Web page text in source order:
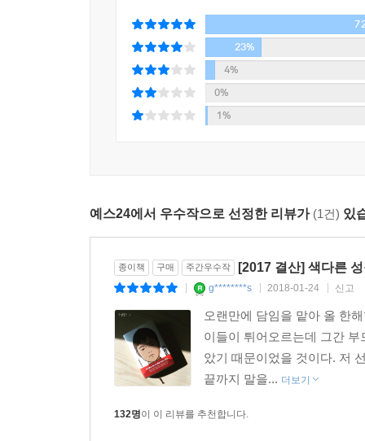
손원평 작가는 그동안 「인간적으로 정이 안
『아몬드』로 제10회 창비청소년문학상을 받았
소설미학이 돋보인다”는 평을 얻으며 제5회 제
관계에 깃든 아름다움에서 문학적으로 의미 있는
독자들의 열띤 반응을 이끌어냈다. 구체적인 이
『아몬드』는 ‘가슴이 머리를 지배할 수 있다’
불능증’을 앓고 있는지도 모른다. 그리고 이 소설
있을지도. 긴 겨울의 끝에 봄이 온다. 봄이면 식
다른 사람의 아픔에 공감하지 못한다는 것은 얼
나가는 과정을 탁월하게 묘사한다. 몸이 자라는
‘친구’라는 이름이 붙기까지 보내 온 몇 해의 계
-이재용 감독(「두근두근 내 인생」 「스캔들」 연
23%
4%
0%
1%
예스24에서 우수작으로 선정한 리뷰가 (1건) 있
종이책 구매 주간우수작 [2017 결산] 색다른
g********s 2018-01-24 신고
오랜만에 담임을 맡아 올 한
이들이 튀어오르는데 그간
았기 때문이었을 것이다. 저
끝까지 말을... 더보기
132명이 이 리뷰를 추천합니다.